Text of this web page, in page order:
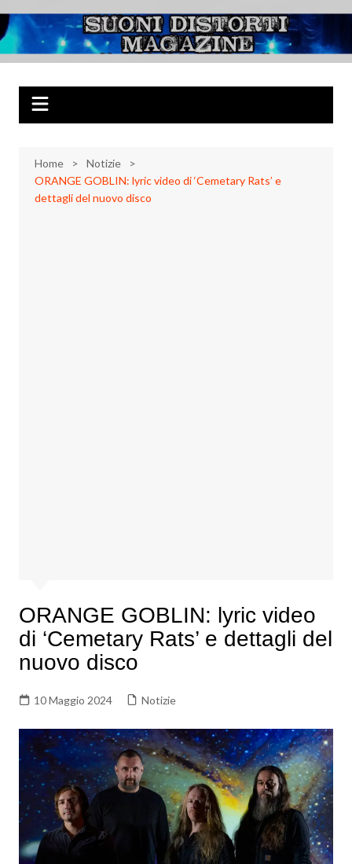
al
contenuto
Suoni Distorti
Magazine
Musica Rock, Metal, Punk e varie sonorità alternative
Home
Notizie
ORANGE GOBLIN: lyric video di ‘Cemetary Rats’ e
dettagli del nuovo disco
ORANGE GOBLIN: lyric video
di ‘Cemetary Rats’ e dettagli del
nuovo disco
10 Maggio 2024 Notizie